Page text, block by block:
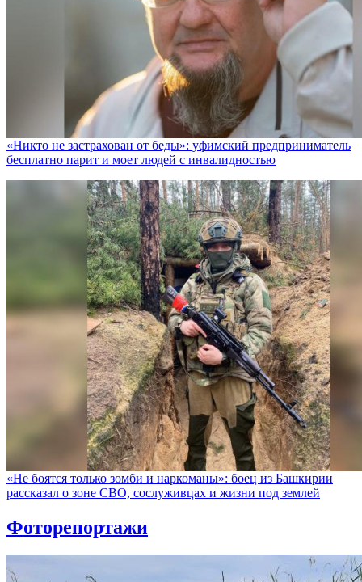
«Никто не заcтрахован от беды»: уфимский предприниматель
бесплатно парит и моет людей с инвалидностью
«Не боятся только зомби и наркоманы»: боец из Башкирии
рассказал о зоне СВО, сослуживцах и жизни под землей
Фоторепортажи